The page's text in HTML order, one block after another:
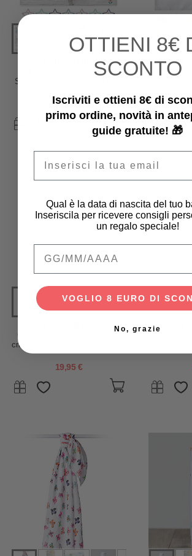
Kit Primo Anno Something
Special - Copertina Swaddle in
Per i bebé più social!
22,95 €
Kit Primo
Per i
Copertina Swaddle 120 x 120
cm - Giungla - 100% mussola di
cotone
19,95 €
OTTIENI 8€
SCONTO
Iscriviti e ottieni 8€ di
primo ordine, novità in
guide gratuite! 🎁
Qual è la data di nascita del tuo
Inseriscila per ricevere consigli
un regalo speciale!
VOGLIO 8 EURO DI
No, grazie